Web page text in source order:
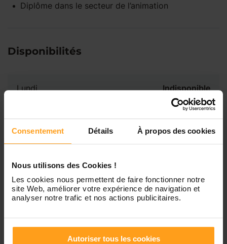
Consentement Détails À propos des cookies
Nous utilisons des Cookies !
Les cookies nous permettent de faire fonctionner notre
site Web, améliorer votre expérience de navigation et
analyser notre trafic et nos actions publicitaires.
Autoriser tous les cookies
Diplôme dans le secteur de l’animation
Disponibilités
Lundi Indisponible
Mardi Disponible de 00:00 à 00:00
Jeudi Disponible de 00:00 à 00:00
Vendredi Disponible de 00:00 à 00:00
disponibilités de Cécile ?
Contactez-nous